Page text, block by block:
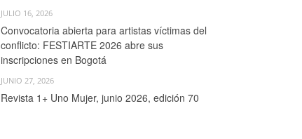
JULIO 16, 2026
Convocatoria abierta para artistas víctimas del
conflicto: FESTIARTE 2026 abre sus
inscripciones en Bogotá
JUNIO 27, 2026
Revista 1+ Uno Mujer, junio 2026, edición 70